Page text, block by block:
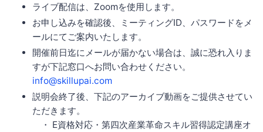
ライブ配信は、Zoomを使用します。
お申し込みを確認後、ミーティングID、パスワードをメ
ールにてご案内いたします。
開催前日迄にメールが届かない場合は、誠に恐れ入りま
すが下記窓口へお問い合わせください。
info@skillupai.com
説明会終了後、下記のアーカイブ動画をご提供させてい
ただきます。
・ E資格対応・第四次産業革命スキル習得認定講座オ